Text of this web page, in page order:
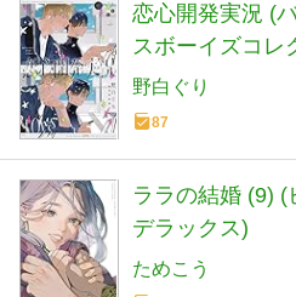
恋心開発実況 (
スボーイズコレ
野白ぐり
87
ララの結婚 (9) (
デラックス)
ためこう